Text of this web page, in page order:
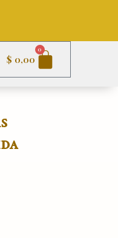
$ 0,00
0
Carrito